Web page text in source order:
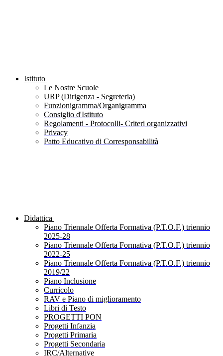
Istituto
Le Nostre Scuole
URP (Dirigenza - Segreteria)
Funzionigramma/Organigramma
Consiglio d'Istituto
Regolamenti - Protocolli- Criteri organizzativi
Privacy
Patto Educativo di Corresponsabilità
Didattica
Piano Triennale Offerta Formativa (P.T.O.F.) triennio
2025-28
Piano Triennale Offerta Formativa (P.T.O.F.) triennio
2022-25
Piano Triennale Offerta Formativa (P.T.O.F.) triennio
2019/22
Piano Inclusione
Curricolo
RAV e Piano di miglioramento
Libri di Testo
PROGETTI PON
Progetti Infanzia
Progetti Primaria
Progetti Secondaria
IRC/Alternative